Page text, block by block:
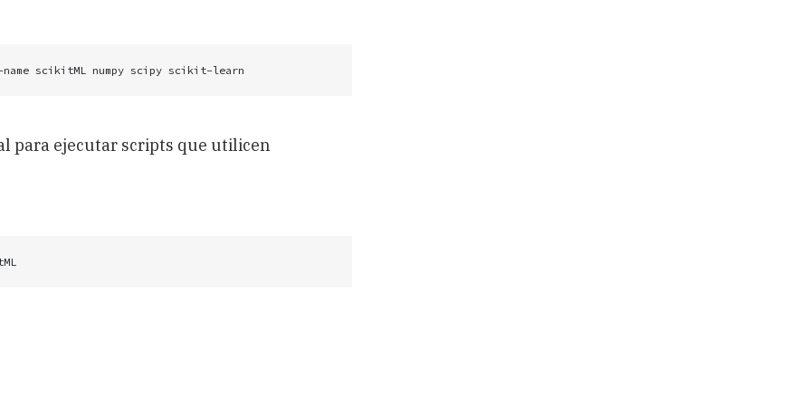
scikitML numpy scipy scikit-learn
para ejecutar scripts que utilicen
for more information.
(sys.version,))
(default, Jul  5 2016, 11:41:13) [MSC v.1900 64